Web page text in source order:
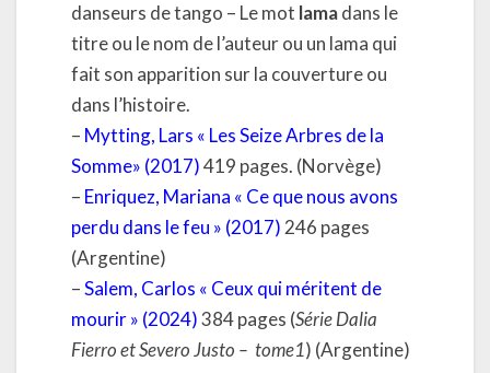
danseurs de tango – Le mot lamadans le
titre ou le nom de l’auteur ou un lama qui
fait son apparition sur la couverture ou
dans l’histoire.
– Mytting, Lars « Les Seize Arbres de la
Somme» (2017)419 pages. (Norvège)
– Enriquez, Mariana « Ce que nous avons
perdu dans le feu » (2017) 246 pages
(Argentine)
–Salem, Carlos « Ceux qui méritent de
mourir » (2024)384 pages (Série Dalia
Fierro et Severo Justo – tome1) (Argentine)